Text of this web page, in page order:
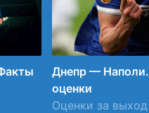
Днепр —
оценки
Оценки за